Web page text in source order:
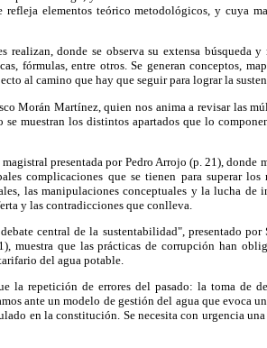
elementos teórico metodológicos, y cuya
realizan, donde se observa su extensa búsqueda
fórmulas, entre otros. Se generan conceptos,
al camino que hay que seguir para lograr la
Morán Martínez, quien nos anima a revisar las
muestran los distintos apartados que lo
presentada por Pedro Arrojo (p. 21), donde
complicaciones que se tienen para superar
las manipulaciones conceptuales y la lucha de
y las contradicciones que conlleva.
central de la sustentabilidad", presentado por
muestra que las prácticas de corrupción han
del agua potable.
la repetición de errores del pasado: la toma de
ante un modelo de gestión del agua que evoca
en la constitución. Se necesita con urgencia